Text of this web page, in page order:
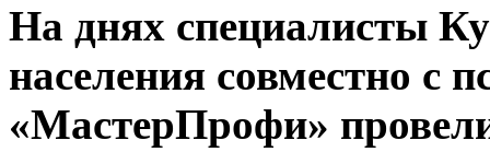
На днях специалисты
населения совместно с
«МастерПрофи»